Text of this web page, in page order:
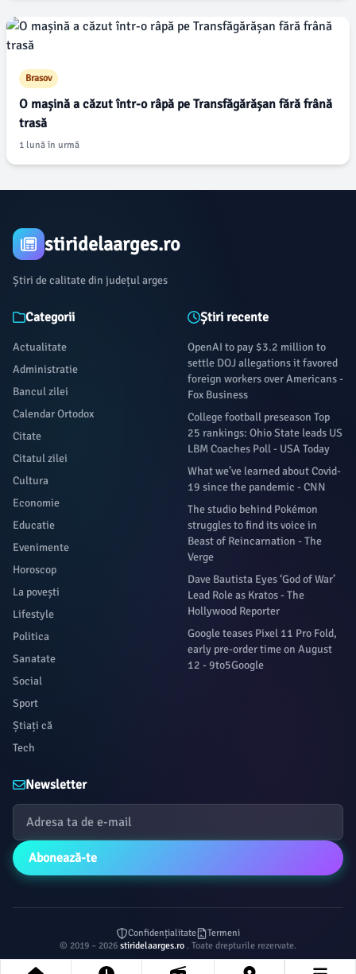
Brasov
O mașină a căzut într-o râpă pe Transfăgărășan fără frână
trasă
1 lună în urmă
stiridelaarges.ro
Știri de calitate din județul arges
Categorii
Actualitate
Administratie
Bancul zilei
Calendar Ortodox
Citate
Citatul zilei
Cultura
Economie
Educatie
Evenimente
Horoscop
La povești
Lifestyle
Politica
Sanatate
Social
Sport
Știați că
Tech
Știri recente
OpenAI to pay $3.2 million to
settle DOJ allegations it favored
foreign workers over Americans -
Fox Business
College football preseason Top
25 rankings: Ohio State leads US
LBM Coaches Poll - USA Today
What we’ve learned about Covid-
19 since the pandemic - CNN
The studio behind Pokémon
struggles to find its voice in
Beast of Reincarnation - The
Verge
Dave Bautista Eyes ‘God of War’
Lead Role as Kratos - The
Hollywood Reporter
Google teases Pixel 11 Pro Fold,
early pre-order time on August
12 - 9to5Google
Newsletter
Abonează-te
Confidențialitate
Termeni
© 2019 – 2026 stiridelaarges.ro . Toate drepturile rezervate.